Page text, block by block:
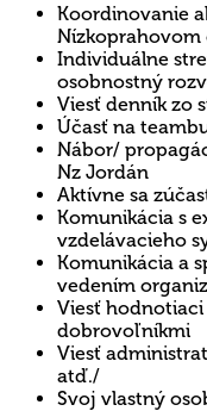
Koordinovanie
Nízkoprahovom
Individuálne
osobnostný
Viesť denník zo
Účasť na
Nábor/
Nz Jordán
Aktívne sa
Komunikácia s
vzdelávacieho
Komunikácia a
vedením
Viesť
dobrovoľníkmi
Viesť
atď./
Svoj vlastný